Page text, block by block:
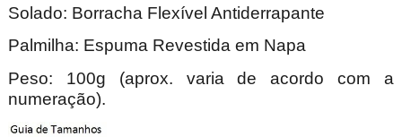
Solado: Borracha Flexível Antiderrapante
Palmilha: Espuma Revestida em Napa
Peso: 100g (aprox. varia de acordo com a
numeração).